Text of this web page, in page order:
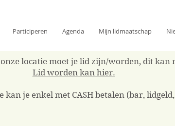
Participeren Agenda Mijn lidmaatschap
locatie moet je lid zijn/worden, dit kan
Lid worden kan hier.
kan je enkel met CASH betalen (bar,